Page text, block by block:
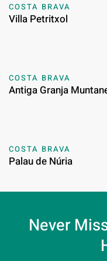
COSTA BRAVA
Villa Petritxol
COSTA BRAVA
Antiga Granja
COSTA BRAVA
Palau de Núria
Never